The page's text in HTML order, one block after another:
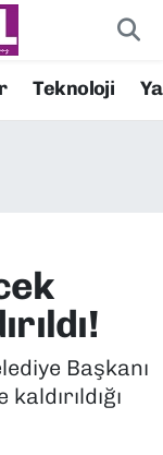
Teknoloji
Başkanı